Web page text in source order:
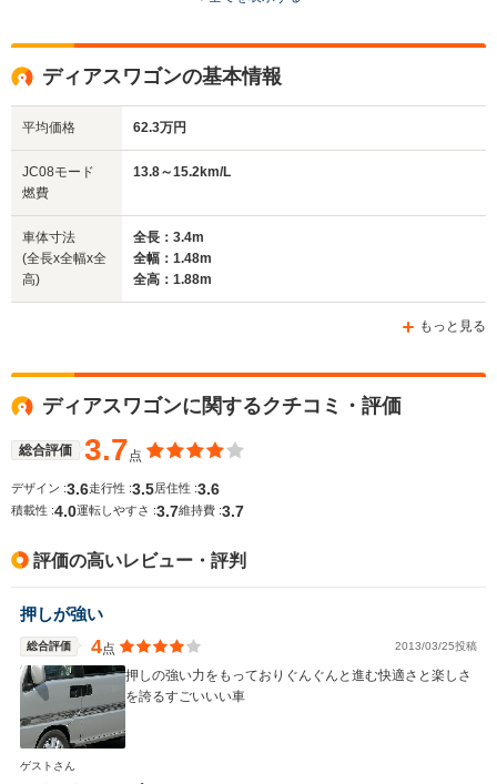
サイズ
(全長x全幅x全高)
WLTCモード
燃費
全高
1.9m
全幅
1.48m
5ドア
11.7km/L
ディアスワゴンの基本情報
平均価格 62.3万円
JC08モード
燃費
13.8～15.2km/L
車体寸法
(全長x全幅x全
高)
全長：3.4m
全幅：1.48m
全高：1.88m
もっと見る
ディアスワゴンに関するクチコミ・評価
総合評価 3.7点
デザイン :3.6走行性 :3.5 居住性 :3.6
積載性 :4.0運転しやすさ :3.7維持費 :3.7
評価の高いレビュー・評判
押しが強い
総合評価 4点 2013/03/25投稿
押しの強い力をもっておりぐんぐんと進む快適さと楽しさ
を誇るすごいいい車
ゲストさん